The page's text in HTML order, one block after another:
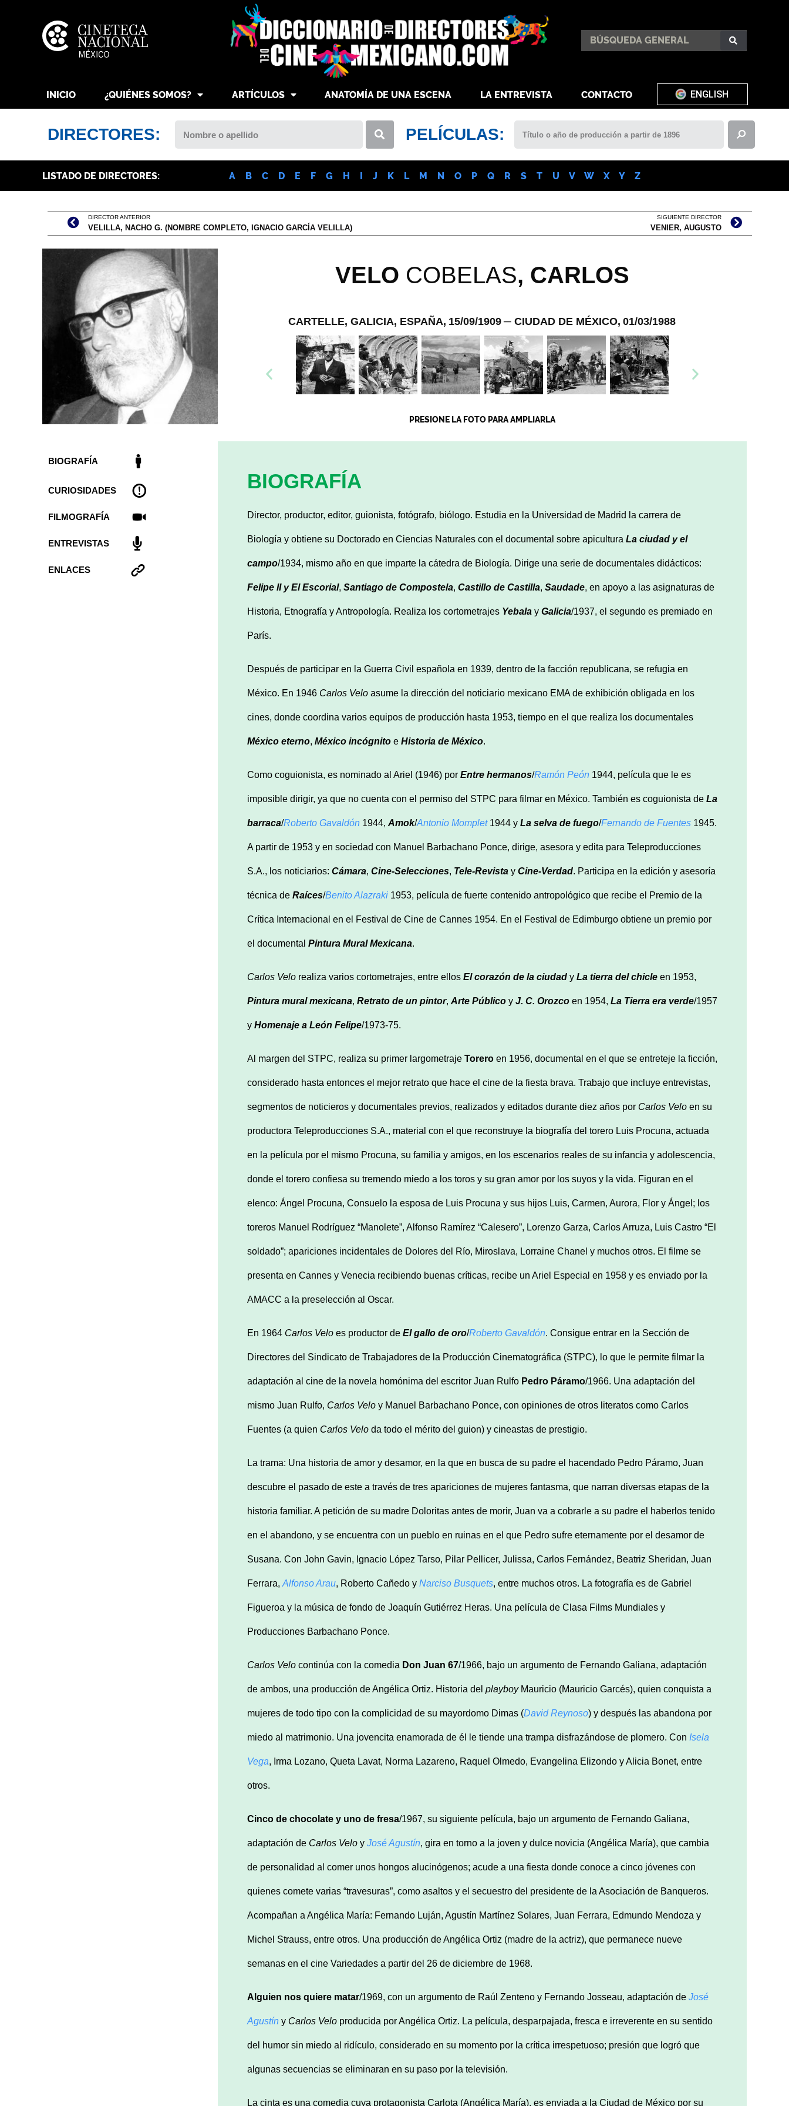
INICIO ¿QUIÉNES SOMOS? ARTÍCULOS ANATOMÍA DE UNA ESCENA LA ENTREVISTA CONTACTO ENGLISH
DIRECTORES: PELÍCULAS:
LISTADO DE DIRECTORES: A B C D E F G H I J K L M N O P Q R S T U V W X Y Z
DIRECTOR ANTERIOR
VELILLA, NACHO G. (NOMBRE COMPLETO, IGNACIO GARCÍA VELILLA)
SIGUIENTE DIRECTOR
VENIER, AUGUSTO
BIOGRAFÍA
CURIOSIDADES
FILMOGRAFÍA
ENTREVISTAS
ENLACES
VELO COBELAS, CARLOS
CARTELLE, GALICIA, ESPAÑA, 15/09/1909 ─ CIUDAD DE MÉXICO, 01/03/1988
PRESIONE LA FOTO PARA AMPLIARLA
BIOGRAFÍA
Director, productor, editor, guionista, fotógrafo, biólogo. Estudia en la Universidad de Madrid la carrera de
Biología y obtiene su Doctorado en Ciencias Naturales con el documental sobre apicultura La ciudad y el
campo/1934, mismo año en que imparte la cátedra de Biología. Dirige una serie de documentales didácticos:
Felipe II y El Escorial, Santiago de Compostela, Castillo de Castilla, Saudade, en apoyo a las asignaturas de
Historia, Etnografía y Antropología. Realiza los cortometrajes Yebala y Galicia/1937, el segundo es premiado en
París.
Después de participar en la Guerra Civil española en 1939, dentro de la facción republicana, se refugia en
México. En 1946 Carlos Velo asume la dirección del noticiario mexicano EMA de exhibición obligada en los
cines, donde coordina varios equipos de producción hasta 1953, tiempo en el que realiza los documentales
México eterno, México incógnito e Historia de México.
Como coguionista, es nominado al Ariel (1946) por Entre hermanos/Ramón Peón 1944, película que le es
imposible dirigir, ya que no cuenta con el permiso del STPC para filmar en México. También es coguionista de La
barraca/Roberto Gavaldón 1944, Amok/Antonio Momplet1944 y La selva de fuego/Fernando de Fuentes 1945.
A partir de 1953 y en sociedad con Manuel Barbachano Ponce, dirige, asesora y edita para Teleproducciones
S.A., los noticiarios: Cámara, Cine-Selecciones, Tele-Revista y Cine-Verdad. Participa en la edición y asesoría
técnica de Raíces/Benito Alazraki 1953, película de fuerte contenido antropológico que recibe el Premio de la
Crítica Internacional en el Festival de Cine de Cannes 1954. En el Festival de Edimburgo obtiene un premio por
el documental Pintura Mural Mexicana.
Carlos Velo realiza varios cortometrajes, entre ellos El corazón de la ciudad y La tierra del chicle en 1953,
Pintura mural mexicana, Retrato de un pintor, Arte Público y J. C. Orozco en 1954, La Tierra era verde/1957
y Homenaje a León Felipe/1973-75.
Al margen del STPC, realiza su primer largometraje Torero en 1956, documental en el que se entreteje la ficción,
considerado hasta entonces el mejor retrato que hace el cine de la fiesta brava. Trabajo que incluye entrevistas,
segmentos de noticieros y documentales previos, realizados y editados durante diez años por Carlos Velo en su
productora Teleproducciones S.A., material con el que reconstruye la biografía del torero Luis Procuna, actuada
en la película por el mismo Procuna, su familia y amigos, en los escenarios reales de su infancia y adolescencia,
donde el torero confiesa su tremendo miedo a los toros y su gran amor por los suyos y la vida. Figuran en el
elenco: Ángel Procuna, Consuelo la esposa de Luis Procuna y sus hijos Luis, Carmen, Aurora, Flor y Ángel; los
toreros Manuel Rodríguez “Manolete”, Alfonso Ramírez “Calesero”, Lorenzo Garza, Carlos Arruza, Luis Castro “El
soldado”; apariciones incidentales de Dolores del Río, Miroslava, Lorraine Chanel y muchos otros. El filme se
presenta en Cannes y Venecia recibiendo buenas críticas, recibe un Ariel Especial en 1958 y es enviado por la
AMACC a la preselección al Oscar.
En 1964 Carlos Velo es productor de El gallo de oro/Roberto Gavaldón. Consigue entrar en la Sección de
Directores del Sindicato de Trabajadores de la Producción Cinematográfica (STPC), lo que le permite filmar la
adaptación al cine de la novela homónima del escritor Juan Rulfo Pedro Páramo/1966. Una adaptación del
mismo Juan Rulfo, Carlos Velo y Manuel Barbachano Ponce, con opiniones de otros literatos como Carlos
Fuentes (a quien Carlos Velo da todo el mérito del guion) y cineastas de prestigio.
La trama: Una historia de amor y desamor, en la que en busca de su padre el hacendado Pedro Páramo, Juan
descubre el pasado de este a través de tres apariciones de mujeres fantasma, que narran diversas etapas de la
historia familiar. A petición de su madre Doloritas antes de morir, Juan va a cobrarle a su padre el haberlos tenido
en el abandono, y se encuentra con un pueblo en ruinas en el que Pedro sufre eternamente por el desamor de
Susana. Con John Gavin, Ignacio López Tarso, Pilar Pellicer, Julissa, Carlos Fernández, Beatriz Sheridan, Juan
Ferrara, Alfonso Arau, Roberto Cañedo y Narciso Busquets, entre muchos otros. La fotografía es de Gabriel
Figueroa y la música de fondo de Joaquín Gutiérrez Heras. Una película de Clasa Films Mundiales y
Producciones Barbachano Ponce.
Carlos Velo continúa con la comedia Don Juan 67/1966, bajo un argumento de Fernando Galiana, adaptación
de ambos, una producción de Angélica Ortiz. Historia del playboyMauricio (Mauricio Garcés), quien conquista a
mujeres de todo tipo con la complicidad de su mayordomo Dimas (David Reynoso) y después las abandona por
miedo al matrimonio. Una jovencita enamorada de él le tiende una trampa disfrazándose de plomero. Con Isela
Vega, Irma Lozano, Queta Lavat, Norma Lazareno, Raquel Olmedo, Evangelina Elizondo y Alicia Bonet, entre
otros.
Cinco de chocolate y uno de fresa/1967, su siguiente película, bajo un argumento de Fernando Galiana,
adaptación de Carlos Velo y José Agustín, gira en torno a la joven y dulce novicia (Angélica María), que cambia
de personalidad al comer unos hongos alucinógenos; acude a una fiesta donde conoce a cinco jóvenes con
quienes comete varias “travesuras”, como asaltos y el secuestro del presidente de la Asociación de Banqueros.
Acompañan a Angélica María: Fernando Luján, Agustín Martínez Solares, Juan Ferrara, Edmundo Mendoza y
Michel Strauss, entre otros. Una producción de Angélica Ortiz (madre de la actriz), que permanece nueve
semanas en el cine Variedades a partir del 26 de diciembre de 1968.
Alguien nos quiere matar/1969, con un argumento de Raúl Zenteno y Fernando Josseau, adaptación de José
Agustín y Carlos Velo producida por Angélica Ortiz. La película, desparpajada, fresca e irreverente en su sentido
del humor sin miedo al ridículo, considerado en su momento por la crítica irrespetuoso; presión que logró que
algunas secuencias se eliminaran en su paso por la televisión.
La cinta es una comedia cuya protagonista Carlota (Angélica María), es enviada a la Ciudad de México por su